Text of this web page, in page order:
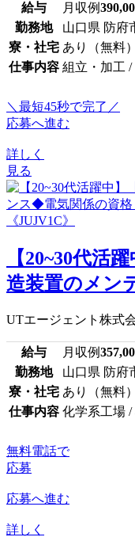
給与 月収例
勤務地
山口県 防府
寮・社宅 あり（無料）
仕事内容 組立・加工 /
＼最短45秒で完了／
応募へ進む
詳しく
見る
【20~30代活
造装置のメン
UTエージェント株式
給与 月収例
勤務地
山口県 防府
寮・社宅 あり（無料）
仕事内容 化学系工場
無料電話で
応募
応募へ進む
詳しく